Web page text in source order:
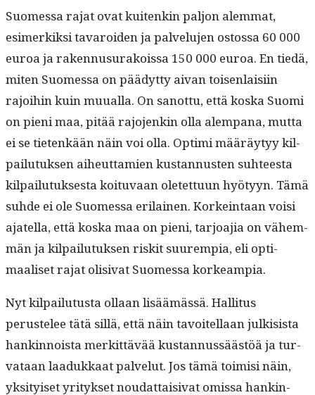
Suomes­sa rajat ovat kuitenkin paljon alem­mat,
esimerkik­si tavaroiden ja palvelu­jen ostossa 60 000
euroa ja raken­nusurakois­sa 150 000 euroa. En tiedä,
miten Suomes­sa on päädyt­ty aivan toisen­laisi­in
rajoi­hin kuin muual­la. On san­ot­tu, että kos­ka Suo­mi
on pieni maa, pitää rajo­jenkin olla alem­pana, mut­ta
ei se tietenkään näin voi olla. Opti­mi määräy­tyy kil­
pailu­tuk­sen aiheut­tamien kus­tan­nusten suh­teesta
kil­pailu­tuk­ses­ta koitu­vaan oletet­tuun hyö­tyyn. Tämä
suhde ei ole Suomes­sa eri­lainen. Korkein­taan voisi
ajatel­la, että kos­ka maa on pieni, tar­joa­jia on vähem­
män ja kil­pailu­tuk­sen riskit suurem­pia, eli opti­
maaliset rajat oli­si­vat Suomes­sa korkeampia.
Nyt kil­pailu­tus­ta ollaan lisäämässä. Hal­li­tus
perustelee tätä sil­lä, että näin tavoitel­laan julk­i­sista
han­k­in­noista merkit­tävää kus­tan­nussäästöä ja tur­
vataan laadukkaat palve­lut. Jos tämä toimisi näin,
yksi­tyiset yri­tyk­set nou­dat­taisi­vat omis­sa han­k­in­